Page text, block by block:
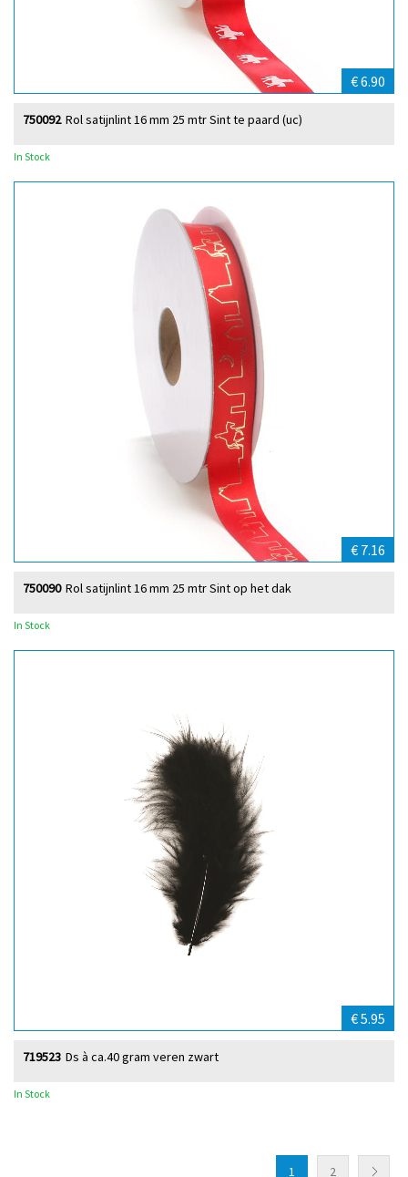
€ 6.90
Rol satijnlint 16 mm 25 mtr Sint te paard (uc)
750092
In Stock
€ 7.16
Rol satijnlint 16 mm 25 mtr Sint op het dak
750090
In Stock
€ 5.95
Ds à ca.40 gram veren zwart
719523
In Stock
1 2